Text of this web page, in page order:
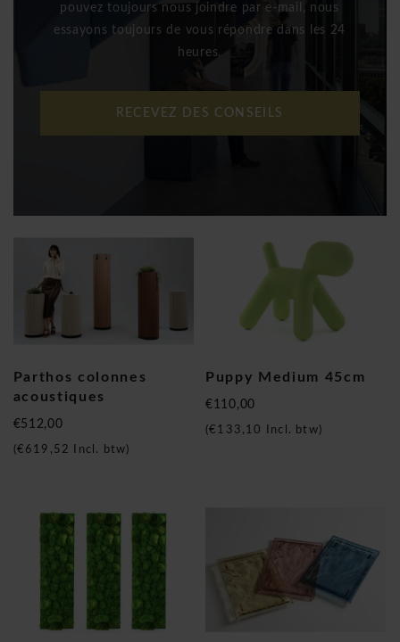
pouvez toujours nous joindre par e-mail, nous
essayons toujours de vous répondre dans les 24
heures.
RECEVEZ DES CONSEILS
Parthos colonnes
acoustiques
€512,00
€619,52 Incl. btw)
Puppy Medium 45cm
€110,00
(€133,10 Incl. btw)